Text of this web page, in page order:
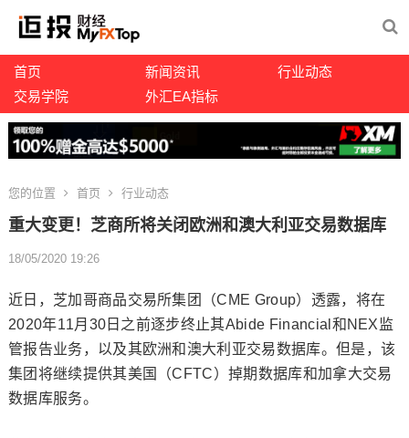
首页 新闻资讯
行业动态
交易学院
外汇EA指标
您的位置 首页 行业动态
重大变更！芝商所将关闭欧洲和澳大利亚交易数据库
18/05/2020 19:26
近日，芝加哥商品交易所集团（CME Group）透露，将在
2020年11月30日之前逐步终止其Abide Financial和NEX监
管报告业务，以及其欧洲和澳大利亚交易数据库。但是，该
集团将继续提供其美国（CFTC）掉期数据库和加拿大交易
数据库服务。